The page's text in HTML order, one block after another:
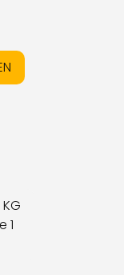
1